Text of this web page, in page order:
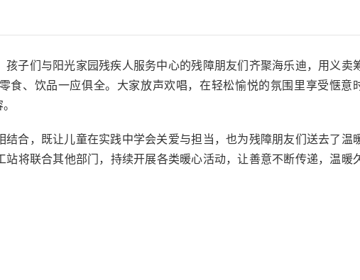
孩子们与阳光家园残疾人服务中心的残障朋友们齐聚海乐迪，用义卖
食、饮品一应俱全。大家放声欢唱，在轻松愉悦的氛围里享受惬意
结合，既让儿童在实践中学会关爱与担当，也为残障朋友们送去了温
站将联合其他部门，持续开展各类暖心活动，让善意不断传递，温暖